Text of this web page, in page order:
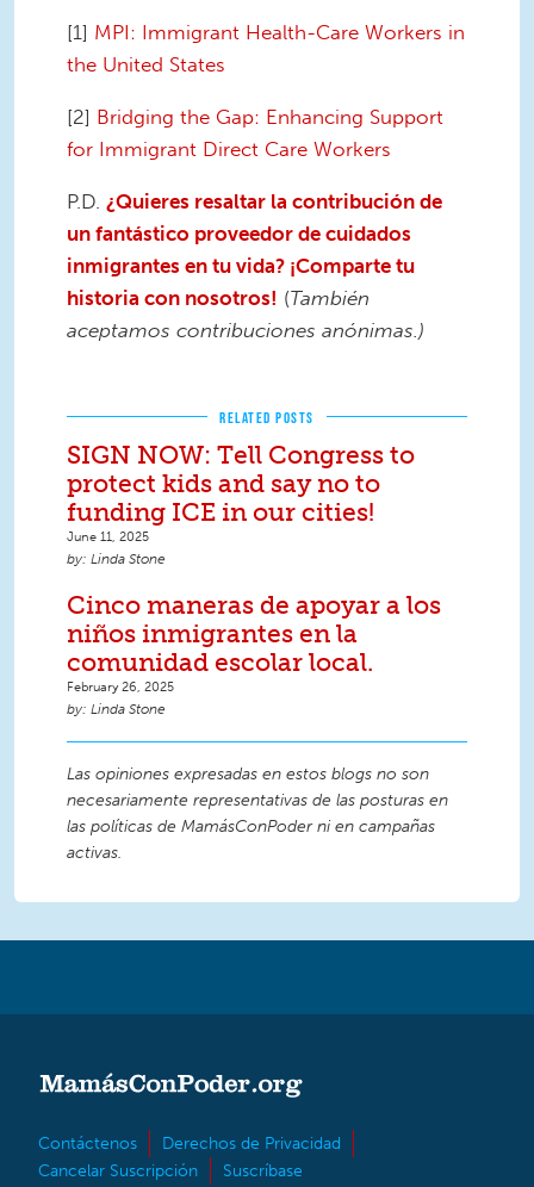
[1] MPI: Immigrant Health-Care Workers in
the United States
[2] Bridging the Gap: Enhancing Support
for Immigrant Direct Care Workers
P.D. ¿Quieres resaltar la contribución de
un fantástico proveedor de cuidados
inmigrantes en tu vida? ¡Comparte tu
historia con nosotros! (También
aceptamos contribuciones anónimas.)
RELATED POSTS
SIGN NOW: Tell Congress to
protect kids and say no to
funding ICE in our cities!
June 11, 2025
Linda Stone
Cinco maneras de apoyar a los
niños inmigrantes en la
comunidad escolar local.
February 26, 2025
Linda Stone
Las opiniones expresadas en estos blogs no son
necesariamente representativas de las posturas en
las políticas de MamásConPoder ni en campañas
activas.
Contáctenos
Derechos de Privacidad
Cancelar Suscripción
Suscríbase